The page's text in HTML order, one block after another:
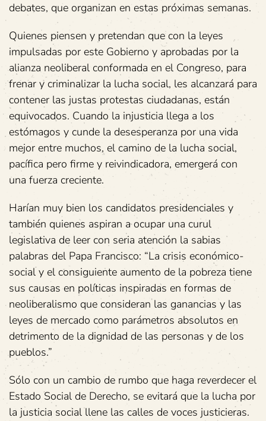
debates, que organizan en estas próximas semanas.
Quienes piensen y pretendan que con la leyes
impulsadas por este Gobierno y aprobadas por la
alianza neoliberal conformada en el Congreso, para
frenar y criminalizar la lucha social, les alcanzará para
contener las justas protestas ciudadanas, están
equivocados. Cuando la injusticia llega a los
estómagos y cunde la desesperanza por una vida
mejor entre muchos, el camino de la lucha social,
pacífica pero firme y reivindicadora, emergerá con
una fuerza creciente.
Harían muy bien los candidatos presidenciales y
también quienes aspiran a ocupar una curul
legislativa de leer con seria atención la sabias
palabras del Papa Francisco: “La crisis económico-
social y el consiguiente aumento de la pobreza tiene
sus causas en políticas inspiradas en formas de
neoliberalismo que consideran las ganancias y las
leyes de mercado como parámetros absolutos en
detrimento de la dignidad de las personas y de los
pueblos.”
Sólo con un cambio de rumbo que haga reverdecer el
Estado Social de Derecho, se evitará que la lucha por
la justicia social llene las calles de voces justicieras.